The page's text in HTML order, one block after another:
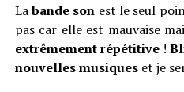
Labande son est le seul
pas car elle est mauvaise
extrêmement répétitive!
nouvelles musiqueset je